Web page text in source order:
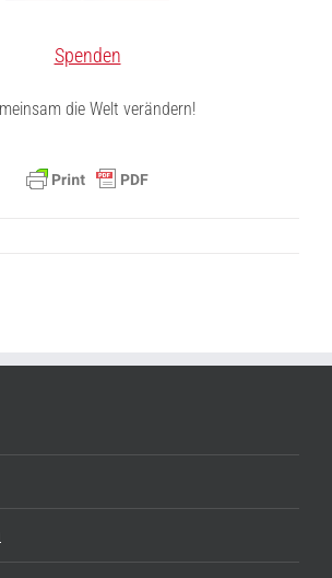
Spenden
die Welt verändern!